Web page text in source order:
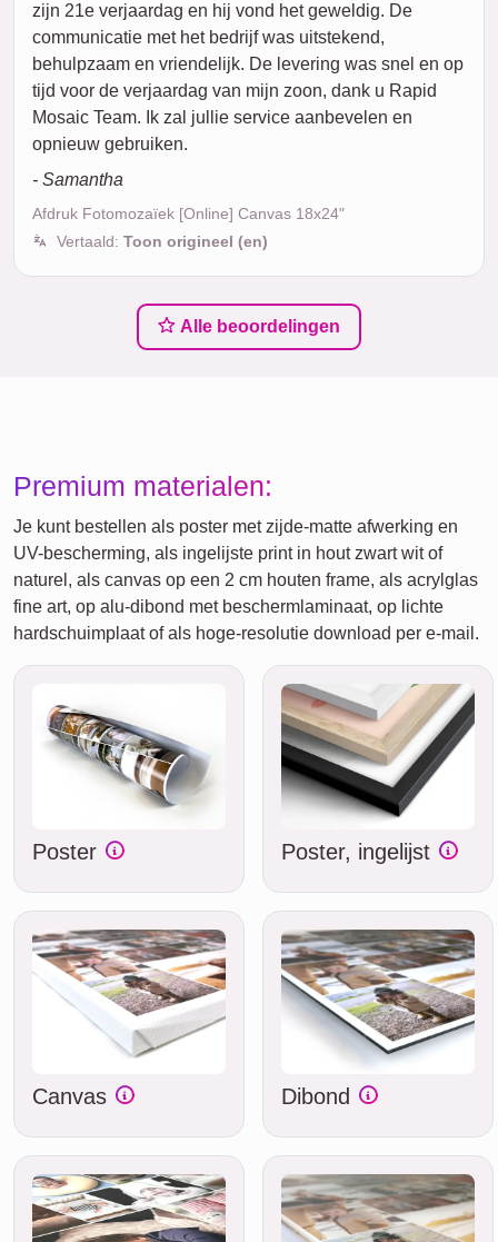
zijn 21e verjaardag en hij vond het geweldig. De
communicatie met het bedrijf was uitstekend,
behulpzaam en vriendelijk. De levering was snel en op
tijd voor de verjaardag van mijn zoon, dank u Rapid
Mosaic Team. Ik zal jullie service aanbevelen en
opnieuw gebruiken.
- Samantha
Afdruk Fotomozaïek [Online] Canvas 18x24"
Vertaald: Toon origineel (en)
Alle beoordelingen
Premium materialen:
Je kunt bestellen als poster met zijde-matte afwerking en
UV-bescherming, als ingelijste print in hout zwart wit of
naturel, als canvas op een 2 cm houten frame, als acrylglas
fine art, op alu-dibond met beschermlaminaat, op lichte
hardschuimplaat of als hoge-resolutie download per e-mail.
Poster Poster, ingelijst
Canvas Dibond